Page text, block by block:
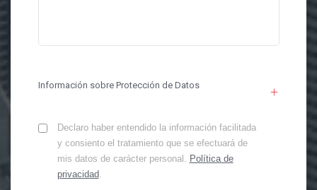
Información sobre Protección de Datos
Declaro haber entendido la información facilitada
y consiento el tratamiento que se efectuará de
mis datos de carácter personal. Política de
privacidad.